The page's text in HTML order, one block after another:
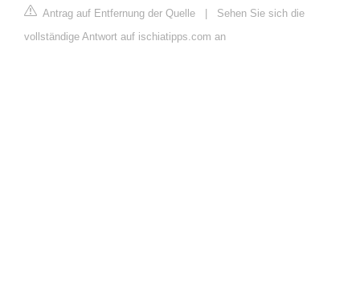
Antrag auf Entfernung der Quelle | Sehen Sie sich die
vollständige Antwort auf ischiatipps.com an